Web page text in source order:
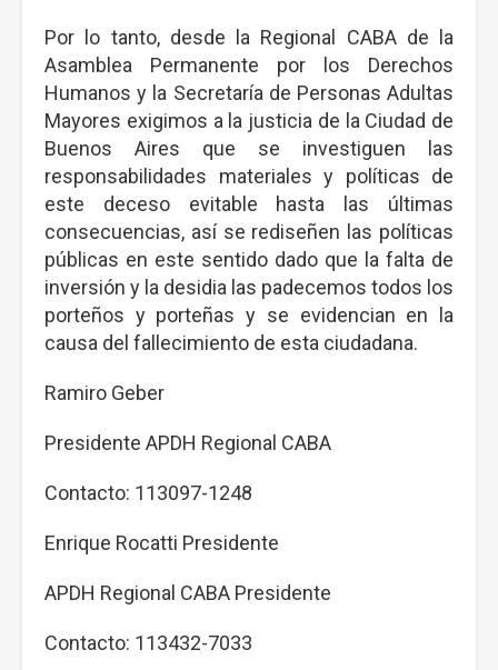
Por lo tanto, desde la Regional CABA de la
Asamblea Permanente por los Derechos
Humanos y la Secretaría de Personas Adultas
Mayores exigimos a la justicia de la Ciudad de
Buenos Aires que se investiguen las
responsabilidades materiales y políticas de
este deceso evitable hasta las últimas
consecuencias, así se rediseñen las políticas
públicas en este sentido dado que la falta de
inversión y la desidia las padecemos todos los
porteños y porteñas y se evidencian en la
causa del fallecimiento de esta ciudadana.
Ramiro Geber
Presidente APDH Regional CABA
Contacto: 113097-1248
Enrique Rocatti Presidente
APDH Regional CABA Presidente
Contacto: 113432-7033